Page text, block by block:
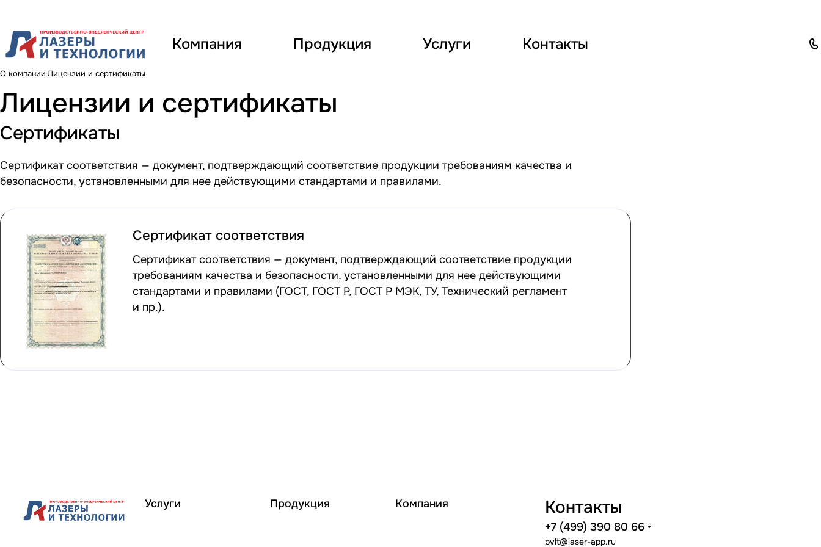
Компания Продукция Услуги Контакты
О компании Лицензии и сертификаты
Лицензии и сертификаты
Сертификаты
Сертификат соответствия — документ, подтверждающий соответствие продукции требованиям качества и
безопасности, установленными для нее действующими стандартами и правилами.
Сертификат соответствия
Сертификат соответствия — документ, подтверждающий соответствие продукции
требованиям качества и безопасности, установленными для нее действующими
стандартами и правилами (ГОСТ, ГОСТ Р, ГОСТ Р МЭК, ТУ, Технический регламент
и пр.).
Услуги Продукция Компания Контакты
+7 (499) 390 80 66
pvlt@laser-app.ru